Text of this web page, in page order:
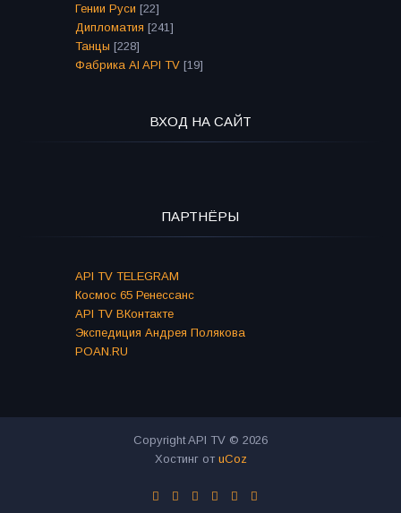
Гении Руси [22]
Дипломатия [241]
Танцы [228]
Фабрика AI API TV [19]
ВХОД НА САЙТ
ПАРТНЁРЫ
API TV TELEGRAM
Космос 65 Ренессанс
API TV ВКонтакте
Экспедиция Андрея Полякова
POAN.RU
Copyright API TV © 2026
Хостинг от uCoz